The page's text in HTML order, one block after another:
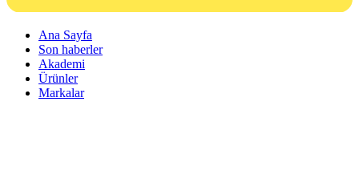
Ana Sayfa
Son haberler
Akademi
Ürünler
Markalar